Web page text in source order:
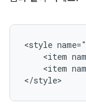
<style
<item
<item
</style>